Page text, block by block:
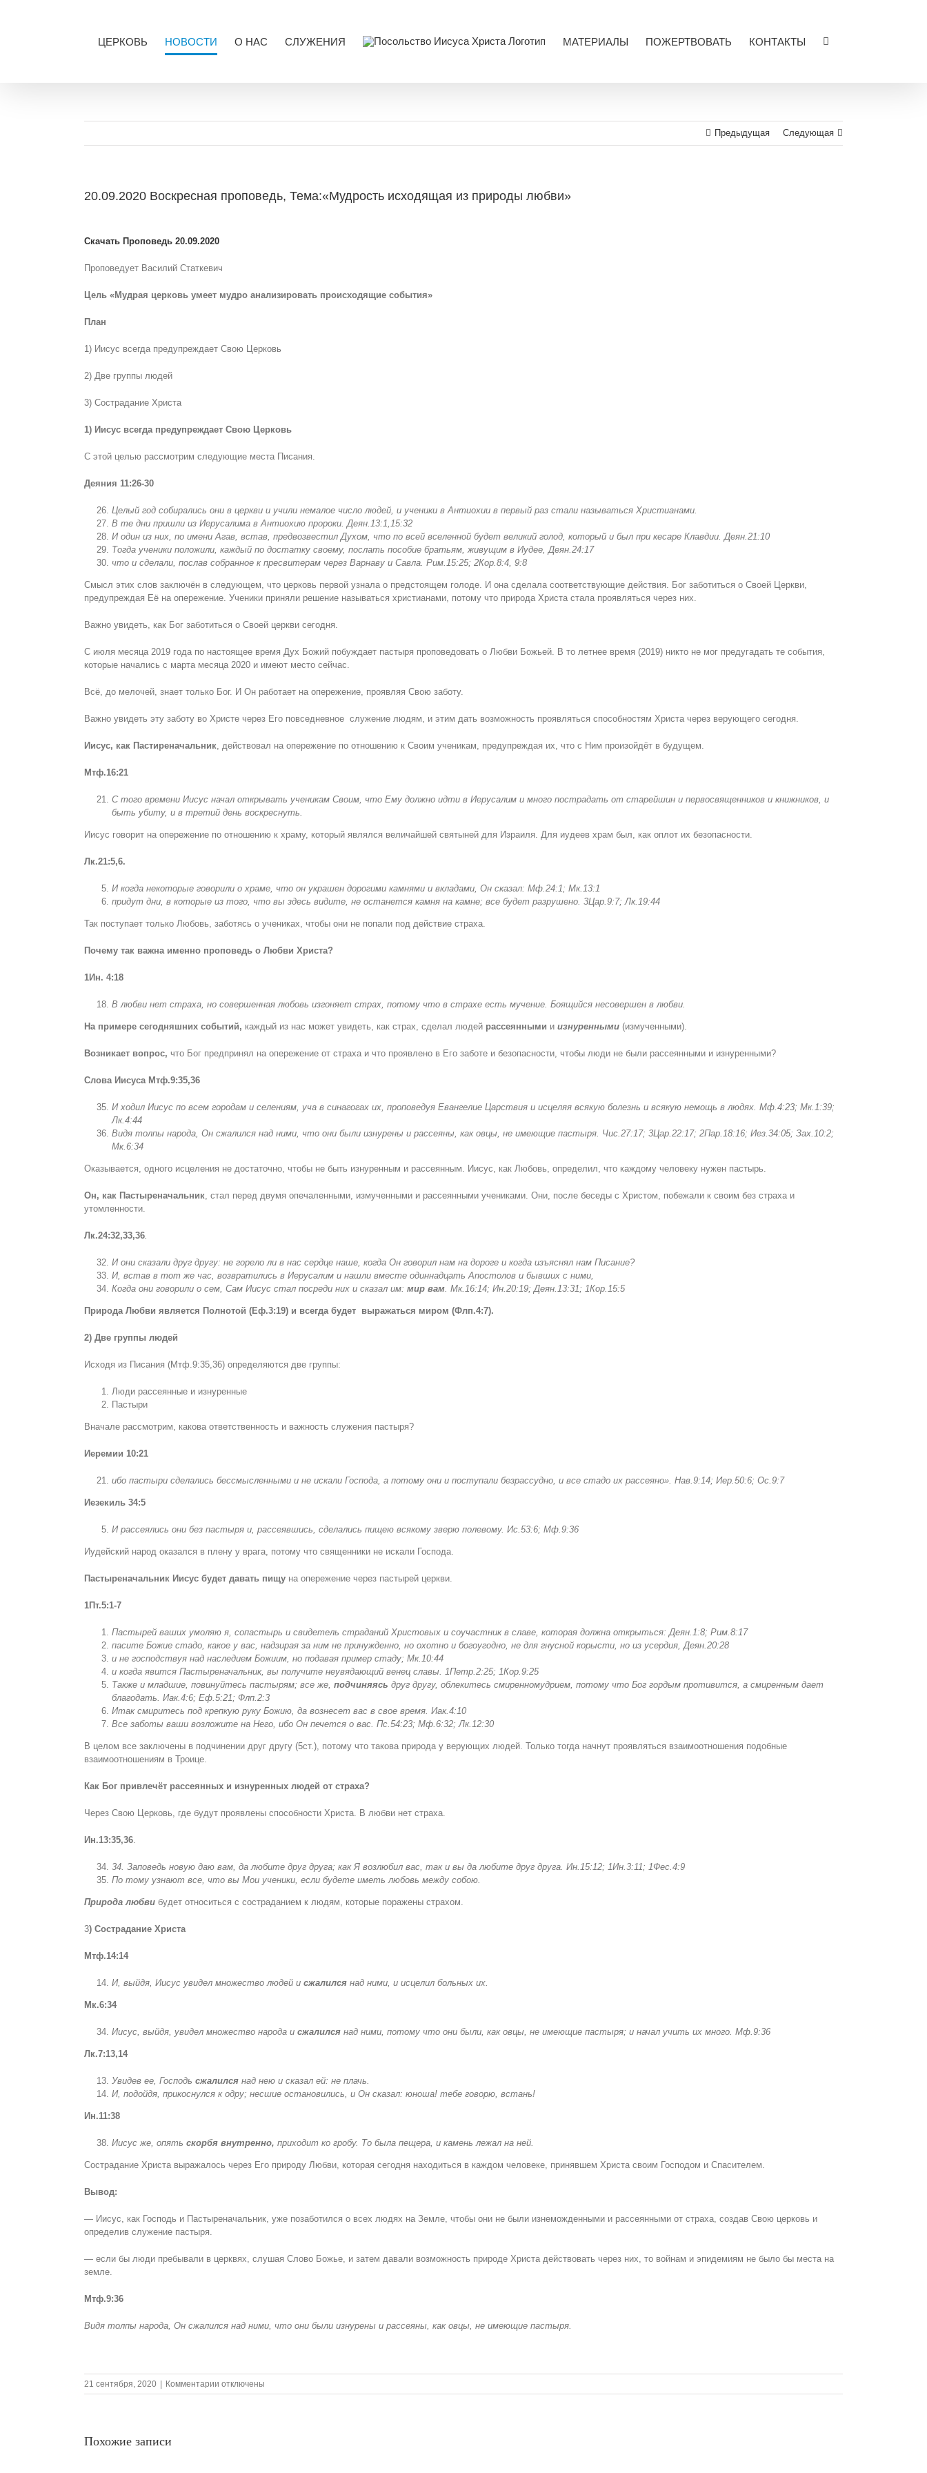
ЦЕРКОВЬ НОВОСТИ О НАС СЛУЖЕНИЯ МАТЕРИАЛЫ ПОЖЕРТВОВАТЬ КОНТАКТЫ
Предыдущая Следующая
20.09.2020 Воскресная проповедь, Тема:«Мудрость исходящая из природы любви»
Image
Скачать Проповедь 20.09.2020
Проповедует Василий Статкевич
Цель «Мудрая церковь умеет мудро анализировать происходящие события»
План
1) Иисус всегда предупреждает Свою Церковь
2) Две группы людей
3) Сострадание Христа
1) Иисус всегда предупреждает Свою Церковь
С этой целью рассмотрим следующие места Писания.
Деяния 11:26-30
Целый год собирались они в церкви и учили немалое число людей, и ученики в Антиохии в первый раз стали называться Христианами.
В те дни пришли из Иерусалима в Антиохию пророки. Деян.13:1,15:32
И один из них, по имени Агав, встав, предвозвестил Духом, что по всей вселенной будет великий голод, который и был при кесаре Клавдии. Деян.21:10
Тогда ученики положили, каждый по достатку своему, послать пособие братьям, живущим в Иудее, Деян.24:17
что и сделали, послав собранное к пресвитерам через Варнаву и Савла. Рим.15:25; 2Кор.8:4, 9:8
Смысл этих слов заключён в следующем, что церковь первой узнала о предстоящем голоде. И она сделала соответствующие действия. Бог заботиться о Своей Церкви,
предупреждая Её на опережение. Ученики приняли решение называться христианами, потому что природа Христа стала проявляться через них.
Важно увидеть, как Бог заботиться о Своей церкви сегодня.
С июля месяца 2019 года по настоящее время Дух Божий побуждает пастыря проповедовать о Любви Божьей. В то летнее время (2019) никто не мог предугадать те события,
которые начались с марта месяца 2020 и имеют место сейчас.
Всё, до мелочей, знает только Бог. И Он работает на опережение, проявляя Свою заботу.
Важно увидеть эту заботу во Христе через Его повседневное служение людям, и этим дать возможность проявляться способностям Христа через верующего сегодня.
Иисус, как Пастиреначальник, действовал на опережение по отношению к Своим ученикам, предупреждая их, что с Ним произойдёт в будущем.
Мтф.16:21
С того времени Иисус начал открывать ученикам Своим, что Ему должно идти в Иерусалим и много пострадать от старейшин и первосвященников и книжников, и
быть убиту, и в третий день воскреснуть.
Иисус говорит на опережение по отношению к храму, который являлся величайшей святыней для Израиля. Для иудеев храм был, как оплот их безопасности.
Лк.21:5,6.
И когда некоторые говорили о храме, что он украшен дорогими камнями и вкладами, Он сказал: Мф.24:1; Мк.13:1
придут дни, в которые из того, что вы здесь видите, не останется камня на камне; все будет разрушено. 3Цар.9:7; Лк.19:44
Так поступает только Любовь, заботясь о учениках, чтобы они не попали под действие страха.
Почему так важна именно проповедь о Любви Христа?
1Ин. 4:18
В любви нет страха, но совершенная любовь изгоняет страх, потому что в страхе есть мучение. Боящийся несовершен в любви.
На примере сегодняшних событий, каждый из нас может увидеть, как страх, сделал людей рассеянными и изнуренными (измученными).
Возникает вопрос, что Бог предпринял на опережение от страха и что проявлено в Его заботе и безопасности, чтобы люди не были рассеянными и изнуренными?
Слова Иисуса Мтф.9:35,36
И ходил Иисус по всем городам и селениям, уча в синагогах их, проповедуя Евангелие Царствия и исцеляя всякую болезнь и всякую немощь в людях. Мф.4:23; Мк.1:39;
Лк.4:44
Видя толпы народа, Он сжалился над ними, что они были изнурены и рассеяны, как овцы, не имеющие пастыря. Чис.27:17; 3Цар.22:17; 2Пар.18:16; Иез.34:05; Зах.10:2;
Мк.6:34
Оказывается, одного исцеления не достаточно, чтобы не быть изнуренным и рассеянным. Иисус, как Любовь, определил, что каждому человеку нужен пастырь.
Он, как Пастыреначальник, стал перед двумя опечаленными, измученными и рассеянными учениками. Они, после беседы с Христом, побежали к своим без страха и
утомленности.
Лк.24:32,33,36.
И они сказали друг другу: не горело ли в нас сердце наше, когда Он говорил нам на дороге и когда изъяснял нам Писание?
И, встав в тот же час, возвратились в Иерусалим и нашли вместе одиннадцать Апостолов и бывших с ними,
Когда они говорили о сем, Сам Иисус стал посреди них и сказал им: мир вам. Мк.16:14; Ин.20:19; Деян.13:31; 1Кор.15:5
Природа Любви является Полнотой (Еф.3:19) и всегда будет выражаться миром (Флп.4:7).
2) Две группы людей
Исходя из Писания (Мтф.9:35,36) определяются две группы:
Люди рассеянные и изнуренные
Пастыри
Вначале рассмотрим, какова ответственность и важность служения пастыря?
Иеремии 10:21
ибо пастыри сделались бессмысленными и не искали Господа, а потому они и поступали безрассудно, и все стадо их рассеяно». Нав.9:14; Иер.50:6; Ос.9:7
Иезекиль 34:5
И рассеялись они без пастыря и, рассеявшись, сделались пищею всякому зверю полевому. Ис.53:6; Мф.9:36
Иудейский народ оказался в плену у врага, потому что священники не искали Господа.
Пастыреначальник Иисус будет давать пищу на опережение через пастырей церкви.
1Пт.5:1-7
Пастырей ваших умоляю я, сопастырь и свидетель страданий Христовых и соучастник в славе, которая должна открыться: Деян.1:8; Рим.8:17
пасите Божие стадо, какое у вас, надзирая за ним не принужденно, но охотно и богоугодно, не для гнусной корысти, но из усердия, Деян.20:28
и не господствуя над наследием Божиим, но подавая пример стаду; Мк.10:44
и когда явится Пастыреначальник, вы получите неувядающий венец славы. 1Петр.2:25; 1Кор.9:25
Также и младшие, повинуйтесь пастырям; все же, подчиняясь друг другу, облекитесь смиренномудрием, потому что Бог гордым противится, а смиренным дает
благодать. Иак.4:6; Еф.5:21; Флп.2:3
Итак смиритесь под крепкую руку Божию, да вознесет вас в свое время. Иак.4:10
Все заботы ваши возложите на Него, ибо Он печется о вас. Пс.54:23; Мф.6:32; Лк.12:30
В целом все заключены в подчинении друг другу (5ст.), потому что такова природа у верующих людей. Только тогда начнут проявляться взаимоотношения подобные
взаимоотношениям в Троице.
Как Бог привлечёт рассеянных и изнуренных людей от страха?
Через Свою Церковь, где будут проявлены способности Христа. В любви нет страха.
Ин.13:35,36.
34. Заповедь новую даю вам, да любите друг друга; как Я возлюбил вас, так и вы да любите друг друга. Ин.15:12; 1Ин.3:11; 1Фес.4:9
По тому узнают все, что вы Мои ученики, если будете иметь любовь между собою.
Природа любви будет относиться с состраданием к людям, которые поражены страхом.
3) Сострадание Христа
Мтф.14:14
И, выйдя, Иисус увидел множество людей и сжалился над ними, и исцелил больных их.
Мк.6:34
Иисус, выйдя, увидел множество народа и сжалился над ними, потому что они были, как овцы, не имеющие пастыря; и начал учить их много. Мф.9:36
Лк.7:13,14
Увидев ее, Господь сжалился над нею и сказал ей: не плачь.
И, подойдя, прикоснулся к одру; несшие остановились, и Он сказал: юноша! тебе говорю, встань!
Ин.11:38
Иисус же, опять скорбя внутренно, приходит ко гробу. То была пещера, и камень лежал на ней.
Сострадание Христа выражалось через Его природу Любви, которая сегодня находиться в каждом человеке, принявшем Христа своим Господом и Спасителем.
Вывод:
— Иисус, как Господь и Пастыреначальник, уже позаботился о всех людях на Земле, чтобы они не были изнеможденными и рассеянными от страха, создав Свою церковь и
определив служение пастыря.
— если бы люди пребывали в церквях, слушая Слово Божье, и затем давали возможность природе Христа действовать через них, то войнам и эпидемиям не было бы места на
земле.
Мтф.9:36
Видя толпы народа, Он сжалился над ними, что они были изнурены и рассеяны, как овцы, не имеющие пастыря.
21 сентября, 2020 Комментарии к
записи
отключены
Похожие записи